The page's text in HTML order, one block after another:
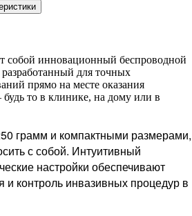
собой инновационный беспроводной
для точных
прямо на месте оказания
то в клинике, на дому или в
грамм и компактными размерами,
с собой. Интуитивный
настройки обеспечивают
контроль инвазивных процедур в